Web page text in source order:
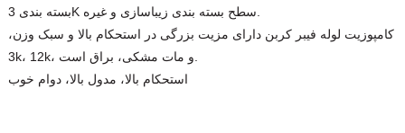
بسته بندی 3K سطح بسته بندی زیباسازی و غیره.
کامپوزیت لوله فیبر کربن دارای مزیت بزرگی در استحکام بالا و سبک وزن،
3k، 12k، و مات مشکی، براق است.
استحکام بالا، مدول بالا، دوام خوب